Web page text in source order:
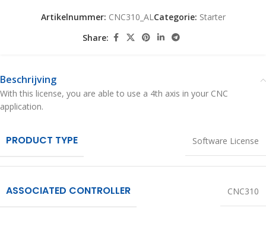
Artikelnummer: CNC310_ALCategorie: Starter
Share:
Beschrijving
With this license, you are able to use a 4th axis in your CNC
application.
PRODUCT TYPE Software License
ASSOCIATED CONTROLLER CNC310